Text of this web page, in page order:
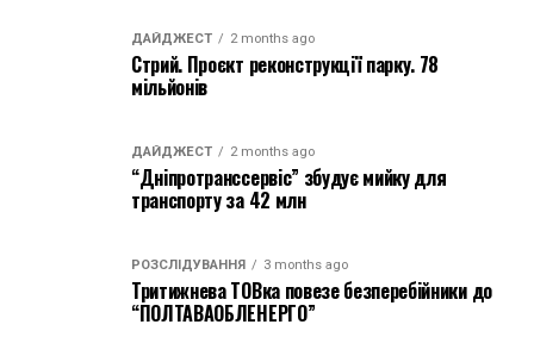
ДАЙДЖЕСТ 2 months ago
Стрий. Проєкт реконструкції парку. 78
мільйонів
ДАЙДЖЕСТ 2 months ago
“Дніпротранссервіс” збудує мийку для
транспорту за 42 млн
РОЗСЛІДУВАННЯ 3 months ago
Тритижнева ТОВка повезе безперебійники до
“ПОЛТАВАОБЛЕНЕРГО”